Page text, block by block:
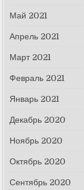
Май 2021
Апрель 2021
Март 2021
Февраль 2021
Январь 2021
Декабрь 2020
Ноябрь 2020
Октябрь 2020
Сентябрь 2020